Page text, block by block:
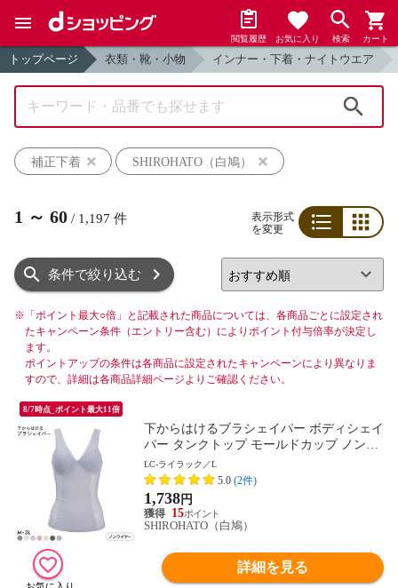
閲覧履歴 お気に入り 検索 カート
トップページ 衣類・靴・小物 インナー・下着・ナイトウエア
補正下着
SHIROHATO（白鳩）
1 ～ 60 / 1,197 件
表示形式
を変更
条件で絞り込む
※ 「ポイント最大○倍」と記載された商品については、各商品ごとに設定され
たキャンペーン条件（エントリー含む）によりポイント付与倍率が決定し
ます。
ポイントアップの条件は各商品に設定されたキャンペーンにより異なりま
すので、詳細は各商品詳細ページよりご確認ください。
8/7時点_ポイント最大11倍
下からはけるブラシェイパー ボディシェイ
パー タンクトップ モールドカップ ノンワ
イヤー ブラトップ 補正下着
LC-ライラック／L
5.0 (2件)
1,738円
15
SHIROHATO（白鳩）
詳細を見る